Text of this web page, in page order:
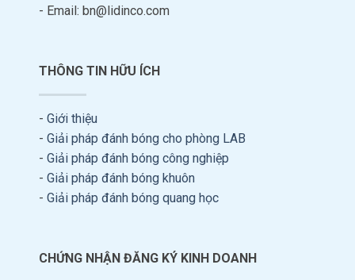
- Email: bn@lidinco.com
THÔNG TIN HỮU ÍCH
- Giới thiệu
- Giải pháp đánh bóng cho phòng LAB
- Giải pháp đánh bóng công nghiệp
- Giải pháp đánh bóng khuôn
- Giải pháp đánh bóng quang học
CHỨNG NHẬN ĐĂNG KÝ KINH DOANH